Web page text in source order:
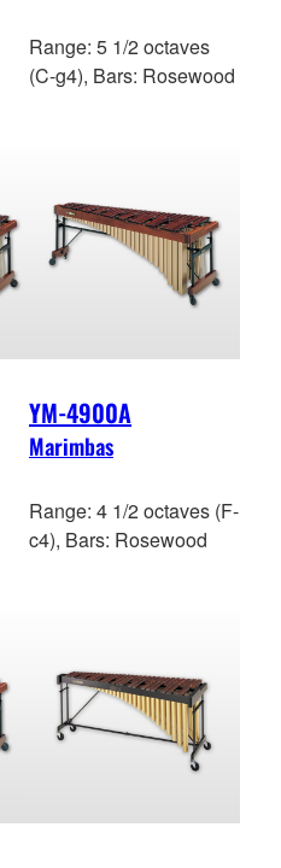
Range: 5 1/2 octaves
(C-g4), Bars: Rosewood
YM-4900A
Marimbas
Range: 4 1/2 octaves (F-
c4), Bars: Rosewood